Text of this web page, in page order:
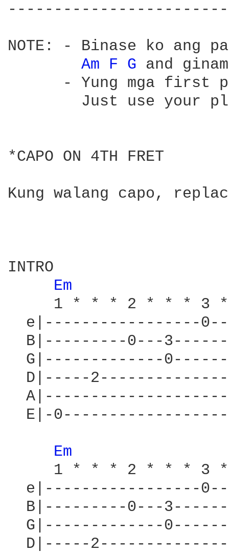
NOTE: - Binase ko ang
Am F G and
- Yung mga first
Just use your
*CAPO ON 4TH FRET
Kung walang capo,
INTRO
Em
1 * * * 2 * * * 3
e|-----------------
B|---------0---
G|-------------
D|-----
E|-
Em
1 * * * 2 * * * 3
e|-----------------
B|---------0---
G|-------------
D|-----